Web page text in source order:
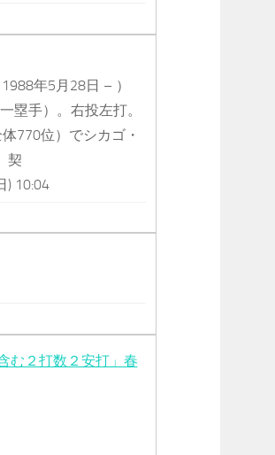
年5月28日 – ）
塁手）。右投左打。
770位）でシカゴ・
契
) 10:04
む２打数２安打」春